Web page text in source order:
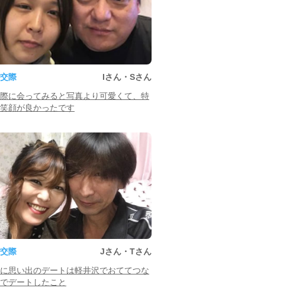
際
Iさん・Sさん
に会ってみると写真より可愛くて、特
顔が良かったです
際
Jさん・Tさん
思い出のデートは軽井沢でおててつな
デートしたこと